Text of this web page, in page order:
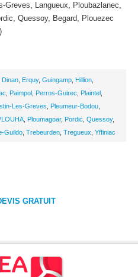
Greves, Langueux, Ploubazlanec,
Quessoy, Begard, Plouezec
Dinan Erquy, Guingamp Hillion
Paimpol Perros-Guirec Plaintel
Les-Greves Pleumeur-Bodou
Ploumagoar, Pordic Quessoy,
Guildo Trebeurden Tregueux Yffiniac
GRATUIT